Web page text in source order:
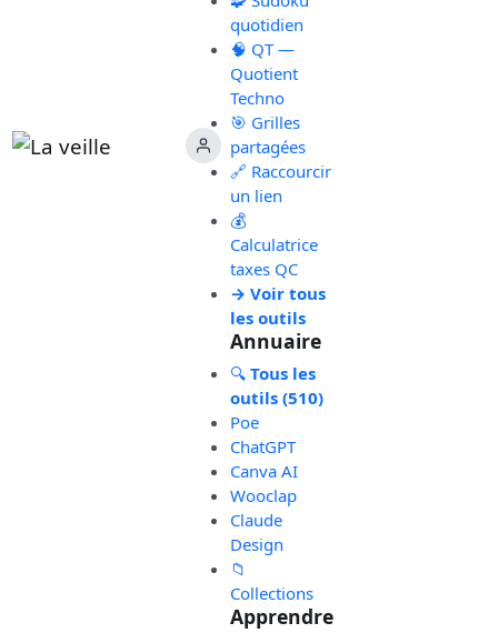
quotidien
🧠 QT —
Quotient
Techno
🎯 Grilles
partagées
🔗 Raccourcir
un lien
💰
Calculatrice
taxes QC
→ Voir tous
les outils
Annuaire
🔍 Tous les
outils (510)
Poe
ChatGPT
Canva AI
Wooclap
Claude
Design
📁
Collections
Apprendre